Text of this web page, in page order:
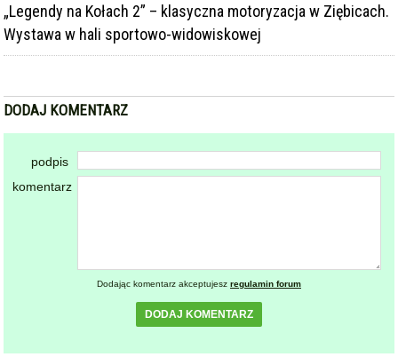
„Legendy na Kołach 2” – klasyczna motoryzacja w Ziębicach.
Wystawa w hali sportowo-widowiskowej
DODAJ KOMENTARZ
podpis
komentarz
Dodając komentarz akceptujesz regulamin forum
DODAJ KOMENTARZ